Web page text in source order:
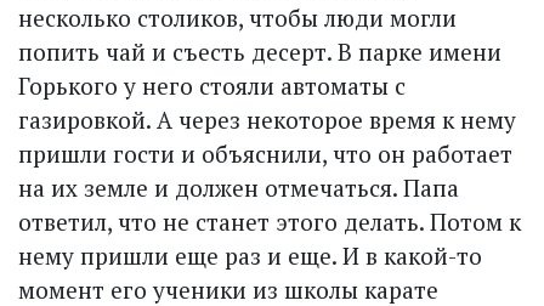
несколько столиков, чтобы люди могли
попить чай и съесть десерт. В парке имени
Горького у него стояли автоматы с
газировкой. А через некоторое время к нему
пришли гости и объяснили, что он работает
на их земле и должен отмечаться. Папа
ответил, что не станет этого делать. Потом к
нему пришли еще раз и еще. И в какой-то
момент его ученики из школы карате